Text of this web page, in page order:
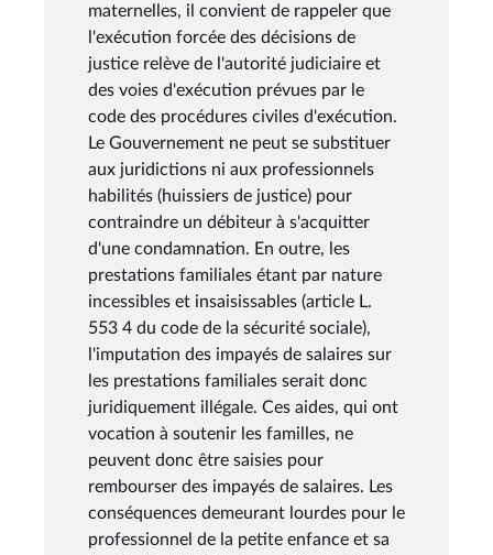
maternelles, il convient de rappeler que
l'exécution forcée des décisions de
justice relève de l'autorité judiciaire et
des voies d'exécution prévues par le
code des procédures civiles d'exécution.
Le Gouvernement ne peut se substituer
aux juridictions ni aux professionnels
habilités (huissiers de justice) pour
contraindre un débiteur à s'acquitter
d'une condamnation. En outre, les
prestations familiales étant par nature
incessibles et insaisissables (article L.
553 4 du code de la sécurité sociale),
l'imputation des impayés de salaires sur
les prestations familiales serait donc
juridiquement illégale. Ces aides, qui ont
vocation à soutenir les familles, ne
peuvent donc être saisies pour
rembourser des impayés de salaires. Les
conséquences demeurant lourdes pour le
professionnel de la petite enfance et sa